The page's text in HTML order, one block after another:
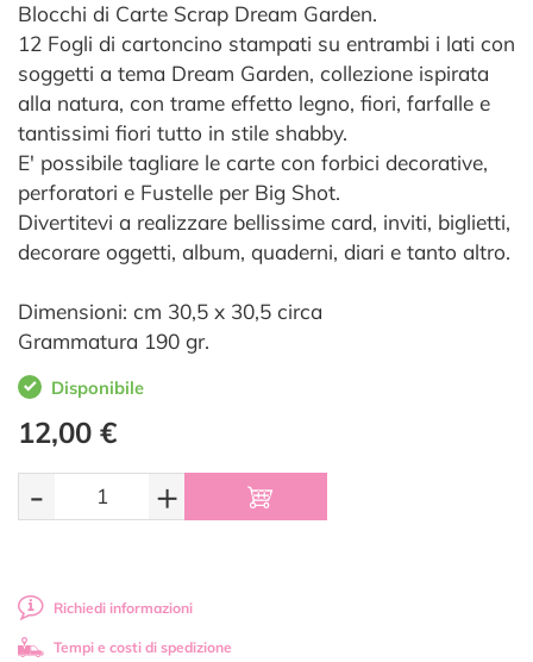
Blocchi di Carte Scrap Dream Garden.
12 Fogli di cartoncino stampati su entrambi i lati con
soggetti a tema Dream Garden, collezione ispirata
alla natura, con trame effetto legno, fiori, farfalle e
tantissimi fiori tutto in stile shabby.
E' possibile tagliare le carte con forbici decorative,
perforatori e Fustelle per Big Shot.
Divertitevi a realizzare bellissime card, inviti, biglietti,
decorare oggetti, album, quaderni, diari e tanto altro.
Dimensioni: cm 30,5 x 30,5 circa
Grammatura 190 gr.
Disponibile
12,00 €
- +
Richiedi informazioni
Tempi e costi di spedizione